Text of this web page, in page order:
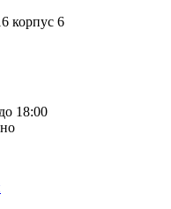
корпус 6
18:00